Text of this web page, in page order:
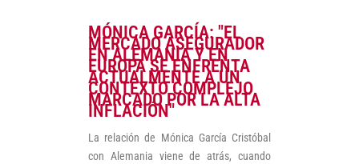
MÓNICA GARCÍA: "EL
MERCADO ASEGURADOR
EN ALEMANIA Y EN
EUROPA SE ENFRENTA
ACTUALMENTE A UN
CONTEXTO COMPLEJO
MARCADO POR LA ALTA
INFLACIÓN"
La relación de Mónica García Cristóbal
con Alemania viene de atrás, cuando